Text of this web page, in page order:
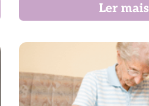
Ler mais